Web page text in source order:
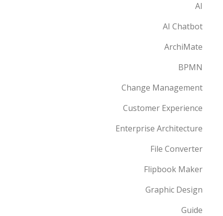
AI
AI Chatbot
ArchiMate
BPMN
Change Management
Customer Experience
Enterprise Architecture
File Converter
Flipbook Maker
Graphic Design
Guide